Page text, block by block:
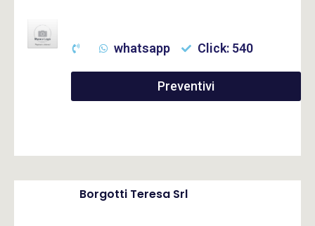
whatsapp Click: 540
Preventivi
Borgotti Teresa Srl